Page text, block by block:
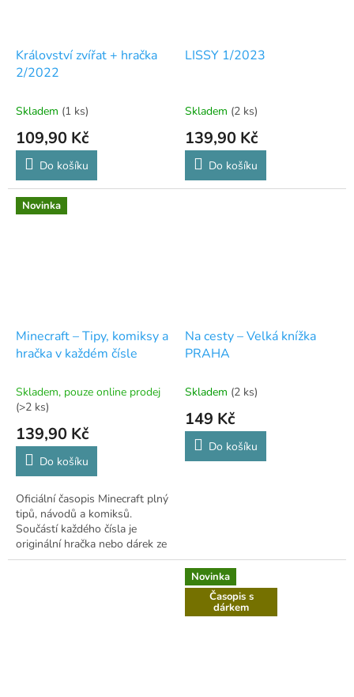
Království zvířat + hračka
2/2022
Skladem (1 ks)
109,90 Kč
Do košíku
LISSY 1/2023
Skladem (2 ks)
139,90 Kč
Do košíku
Novinka
Minecraft – Tipy, komiksy a
hračka v každém čísle
Skladem, pouze online prodej
(>2 ks)
139,90 Kč
Do košíku
Oficiální časopis Minecraft plný
tipů, návodů a komiksů.
Součástí každého čísla je
originální hračka nebo dárek ze
světa hry.
Na cesty – Velká knížka
PRAHA
Skladem (2 ks)
149 Kč
Do košíku
Novinka
Časopis s
dárkem